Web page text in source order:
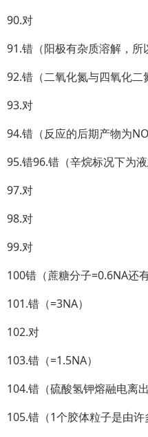
90.对
91.错（阳极有杂质溶解，所
92.错（二氧化氮与四氧化二
93.对
94.错（反应的后期产物为NO
95.错96.错（辛烷标况下为液
97.对
98.对
99.对
100错（蔗糖分子=0.6NA还
101.错（=3NA）
102.对
103.错（=1.5NA）
104.错（硫酸氢钾熔融电离
105.错（1个胶体粒子是由许